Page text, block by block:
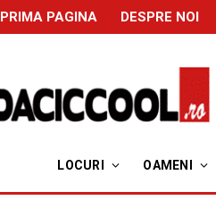
PRIMA PAGINA DESPRE NOI
LOCURI OAMENI